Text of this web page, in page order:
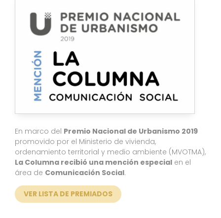
En marco del Premio Nacional de Urbanismo 2019
promovido por el Ministerio de vivienda,
ordenamiento territorial y medio ambiente (MVOTMA),
La Columna recibió una mención especial en el
área de Comunicación Social.
VER LISTA DE PREMIADOS